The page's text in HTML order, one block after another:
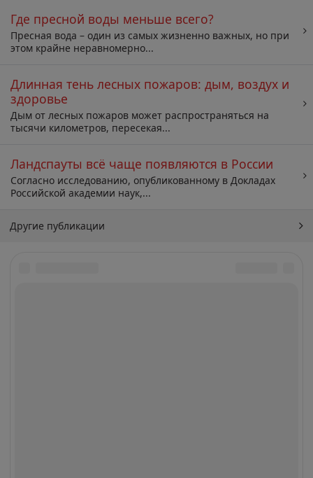
Где пресной воды меньше всего?
Пресная вода – один из самых жизненно важных, но при
этом крайне неравномерно...
Длинная тень лесных пожаров: дым, воздух и
здоровье
Дым от лесных пожаров может распространяться на
тысячи километров, пересекая...
Ландспауты всё чаще появляются в России
Согласно исследованию, опубликованному в Докладах
Российской академии наук,...
Другие публикации